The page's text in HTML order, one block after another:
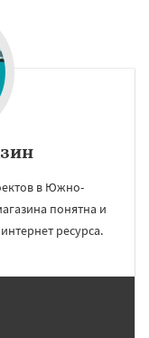
в Южно-
понятна и
ресурса.